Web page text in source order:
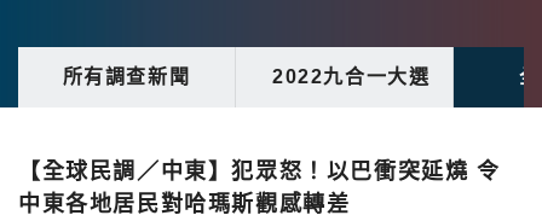
所有調查新聞 2022九合一大選
【全球民調／中東】犯眾怒！以巴衝突延燒 令
中東各地居民對哈瑪斯觀感轉差